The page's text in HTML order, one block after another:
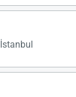
İstanbul